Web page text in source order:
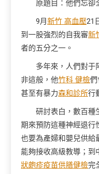
原題目：他們忘卻
9月新竹 高血壓21
到一股強烈的自我審新
者的五分之一。
多年來，人們對于
非這般，他竹科 健檢們
甚至有暴力森和診所行
研討表白，數百種
期來預防這種神經退行
也要為產婦和嬰兒供給
能夠接收高級教導；
狀皰疹疫苗供膳健檢完